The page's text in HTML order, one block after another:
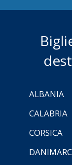
ALBANIA
CALABRIA
CORSICA